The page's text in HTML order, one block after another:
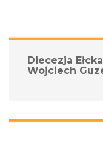
Diecezja
Wojciech